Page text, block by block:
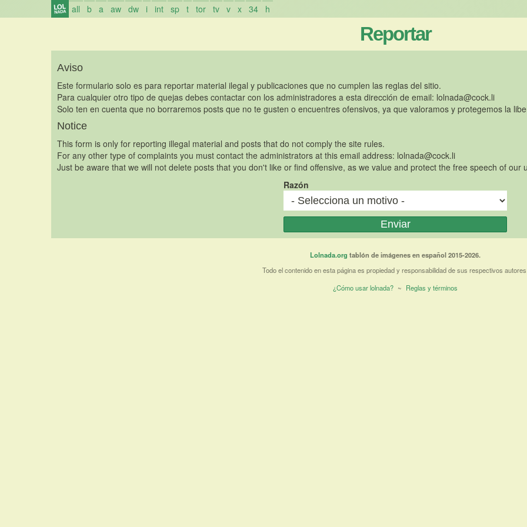
all b a aw dw i int sp t tor tv v x 34 h
Reportar
Aviso
Este formulario solo es para reportar material ilegal y publicaciones que no cumplen las reglas del sitio.
Para cualquier otro tipo de quejas debes contactar con los administradores a esta dirección de email: lolnada@cock.li
Solo ten en cuenta que no borraremos posts que no te gusten o encuentres ofensivos, ya que valoramos y protegemos la
Notice
This form is only for reporting illegal material and posts that do not comply the site rules.
For any other type of complaints you must contact the administrators at this email address: lolnada@cock.li
Just be aware that we will not delete posts that you don't like or find offensive, as we value and protect the free speech of our
Razón
Lolnada.org tablón de imágenes en español 2015-2026.
Todo el contenido en esta página es propiedad y responsabilidad de sus respectivos
¿Cómo usar lolnada? ~ Reglas y términos